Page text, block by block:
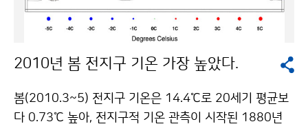
7-0221 기상청 이(가) 창작한 6월 27일, 국내 첫 기상위
성 천리안 발사 저작물은 "공공누리" 출처표시-상업적이
용금지 조건에 따라 이용 할 수 있습니다.
고기압 가장자리에 위치하면서 전국이 구름많겠고, 오후
에는 불안정에 의하여 중부와 남부내륙지방을 중심으로
(일) 북태평양 고기압이 다시 확장하고 장마전선상에서
주겠고, 21~22일 사이에 남부지방까지 영향을 줄 가능
성이 있으며 이 장마전선은 당분간 남해상으로 오르내리
2010년 봄 전지구 기온 가장 높았다.
봄(2010.3~5) 전지구 기온은 14.4℃로 20세기 평균보
다 0.73℃ 높아, 전지구적 기온 관측이 시작된 1880년